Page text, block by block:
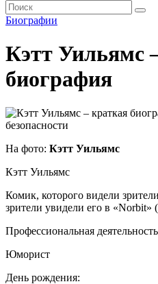
Биографии
Кэтт Уильямс
биография
На фото: Кэтт Уильямс
Кэтт Уильямс
Комик, которого видели
зрители увидели его в «Norbit»
Профессиональная
Юморист
День рождения: